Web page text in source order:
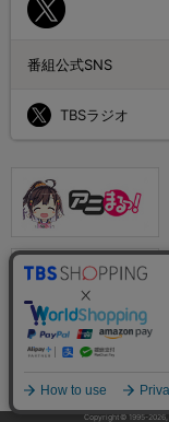
番組公式SNS
TBSラジオ
Copyright© 1995-2026